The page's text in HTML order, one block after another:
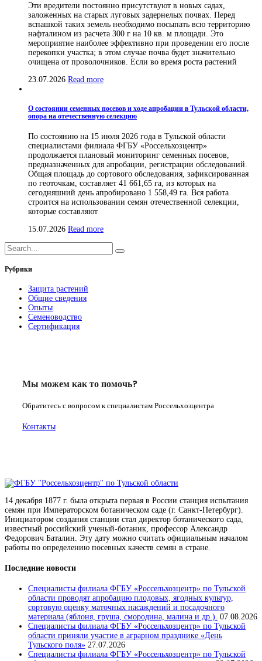
Эти вредители постоянно присутствуют в новых садах,
заложенных на старых луговых задернелых почвах. Перед
вспашкой таких земель необходимо посыпать всю территорию
нафталином из расчета 300 г на 10 кв. м площади. Это
мероприятие наиболее эффективно при проведении его после
перекопки участка; в этом случае почва будет значительно
очищена от проволочников. Если во время роста растений
23.07.2026 Read more
О состоянии семенных посевов и ходе апробации в Тульской области,
опора на отечественную селекцию
По состоянию на 15 июля 2026 года в Тульской области
специалистами филиала ФГБУ «Россельхозцентр»
продолжается плановый мониторинг семенных посевов,
предназначенных для апробации, регистрации обследований.
Общая площадь до сортового обследования, зафиксированная
по геоточкам, составляет 41 661,65 га, из которых на
сегодняшний день апробировано 1 558,49 га. Вся работа
строится на использовании семян отечественной селекции,
которые составляют
15.07.2026 Read more
Рубрики
Защита растений
Общие сведения
Опыты
Семеноводство
Сертификация
Мы можем как то помочь?
Обратитесь с вопросом к специалистам Россельхозцентра
Контакты
14 декабря 1877 г. была открыта первая в России станция испытания
семян при Императорском ботаническом саде (г. Санкт-Петербург).
Инициатором создания станции стал директор ботанического сада,
известный российский ученый-ботаник, профессор Александр
Федорович Баталин. Эту дату можно считать официальным началом
работы по определению посевных качеств семян в стране.
Последние новости
Специалисты филиала ФГБУ «Россельхозцентр» по Тульской
области проводят апробацию плодовых, ягодных культур,
сортовую оценку маточных насаждений и посадочного
материала (яблоня, груша, смородина, малина и др.). 07.08.2026
Специалисты филиала ФГБУ «Россельхозцентр» по Тульской
области приняли участие в аграрном празднике «День
Тульского поля» 27.07.2026
Специалисты филиала ФГБУ «Россельхозцентр» по Тульской